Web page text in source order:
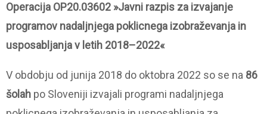
Operacija OP20.03602 »Javni razpis za izvajanje
programov nadaljnjega poklicnega izobraževanja in
usposabljanja v letih 2018–2022«
V obdobju od junija 2018 do oktobra 2022 so se na 86
šolah po Sloveniji izvajali programi nadaljnjega